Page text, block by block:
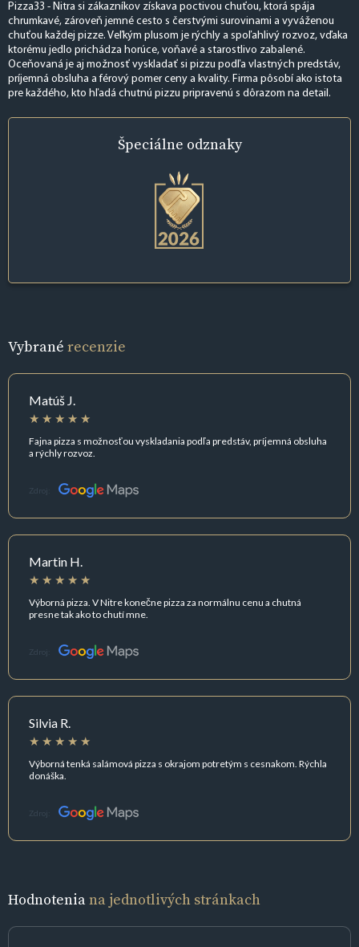
Pizza33 - Nitra si zákazníkov získava poctivou chuťou, ktorá spája
chrumkavé, zároveň jemné cesto s čerstvými surovinami a vyváženou
chuťou každej pizze. Veľkým plusom je rýchly a spoľahlivý rozvoz, vďaka
ktorému jedlo prichádza horúce, voňavé a starostlivo zabalené.
Oceňovaná je aj možnosť vyskladať si pizzu podľa vlastných predstáv,
príjemná obsluha a férový pomer ceny a kvality. Firma pôsobí ako istota
pre každého, kto hľadá chutnú pizzu pripravenú s dôrazom na detail.
Špeciálne odznaky
Vybrané recenzie
Matúš J.
Fajna pizza s možnosťou vyskladania podľa predstáv, príjemná obsluha
a rýchly rozvoz.
Zdroj:
Martin H.
Výborná pizza. V Nitre konečne pizza za normálnu cenu a chutná
presne tak ako to chutí mne.
Zdroj:
Silvia R.
Výborná tenká salámová pizza s okrajom potretým s cesnakom. Rýchla
donáška.
Zdroj:
Hodnoteniana jednotlivých stránkach